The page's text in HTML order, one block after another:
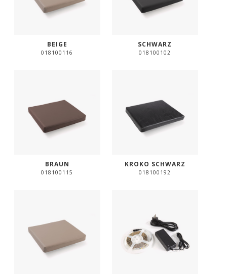
BEIGE
018100116
SCHWARZ
018100102
BRAUN
018100115
KROKO SCHWARZ
018100192